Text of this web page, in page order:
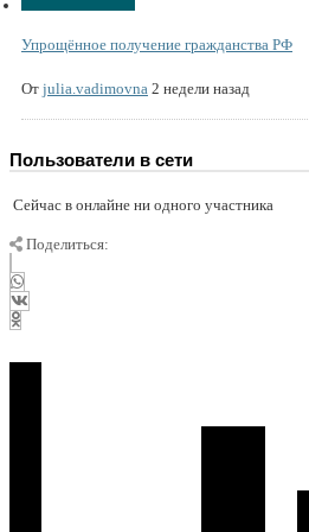
Упрощённое получение гражданства РФ
От julia.vadimovna 2 недели назад
Пользователи в сети
Сейчас в онлайне ни одного участника
Поделиться: